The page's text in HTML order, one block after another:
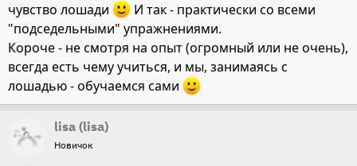
чувство лошади
И так - практически со всеми
"подседельными" упражнениями.
Короче - не смотря на опыт (огромный или не очень),
всегда есть чему учиться, и мы, занимаясь с
лошадью - обучаемся сами
lisa (lisa)
Новичок